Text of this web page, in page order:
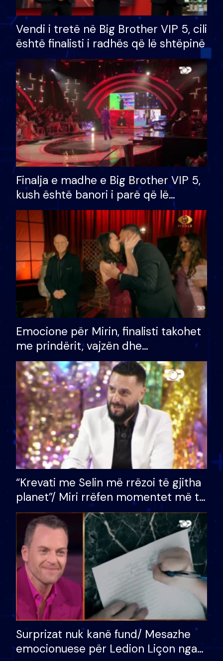
Vendi i tretë në Big Brother VIP 5, cili
është finalisti i radhës që lë shtëpinë
Finalja e madhe e Big Brother VIP 5,
kush është banori i parë që lë
shtëpinë dhe humb mundësinë për
të fituar çmimin e madh
Emocione për Mirin, finalisti takohet
me prindërit, vajzën dhe
bashkëshorten: S’kemi ndonjë letër
divorci apo jo?
“Krevati me Selin më rrëzoi të gjitha
planet”/ Miri rrëfen momentet më të
bukura në shtëpinë e BB VIP: Do më
mungojë zilja e mëngjesit kur…
Surprizat nuk kanë fund/ Mesazhe
emocionuese për Ledion Liçon nga